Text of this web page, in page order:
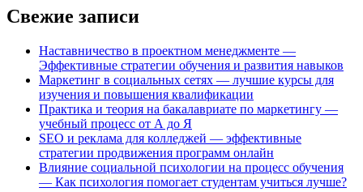
Свежие записи
Наставничество в проектном менеджменте —
Эффективные стратегии обучения и развития навыков
Маркетинг в социальных сетях — лучшие курсы для
изучения и повышения квалификации
Практика и теория на бакалавриате по маркетингу —
учебный процесс от А до Я
SEO и реклама для колледжей — эффективные
стратегии продвижения программ онлайн
Влияние социальной психологии на процесс обучения
— Как психология помогает студентам учиться лучше?